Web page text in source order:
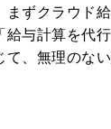
ずクラウド
与計算を代
、無理のな